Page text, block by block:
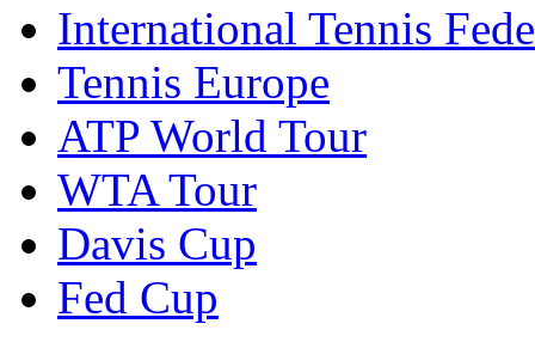
International Tennis
Tennis Europe
ATP World Tour
WTA Tour
Davis Cup
Fed Cup